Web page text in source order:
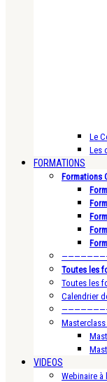
Le
Les
FORMATIONS
Formations
Toutes les
Toutes les
Calendrier
Masterclass
VIDEOS
Webinaire à